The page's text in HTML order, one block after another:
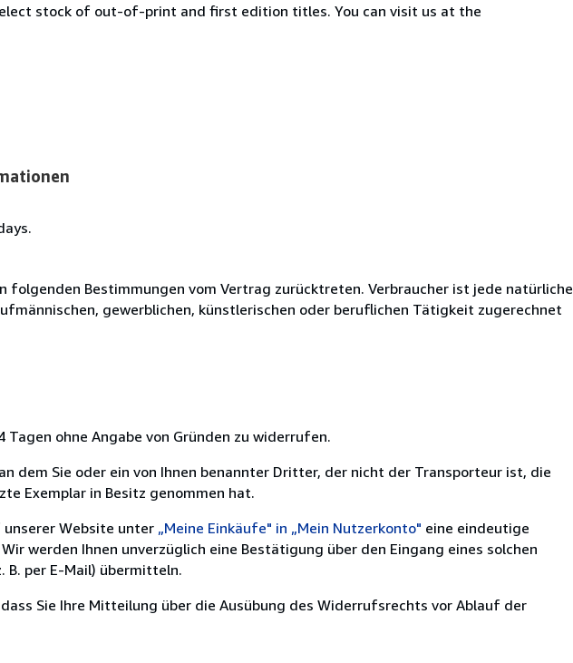
stock of out-of-print and first edition titles. You can visit us at the
folgenden Bestimmungen vom Vertrag zurücktreten. Verbraucher ist jede natürliche
gewerblichen, künstlerischen oder beruflichen Tätigkeit zugerechnet
Tagen ohne Angabe von Gründen zu widerrufen.
dem Sie oder ein von Ihnen benannter Dritter, der nicht der Transporteur ist, die
Exemplar in Besitz genommen hat.
Website unter „Meine Einkäufe" in „Mein Nutzerkonto" eine eindeutige
werden Ihnen unverzüglich eine Bestätigung über den Eingang eines solchen
per E-Mail) übermitteln.
Sie Ihre Mitteilung über die Ausübung des Widerrufsrechts vor Ablauf der